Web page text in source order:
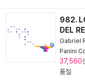
982.
DEL
Gabriel
Panini
37,560
품절